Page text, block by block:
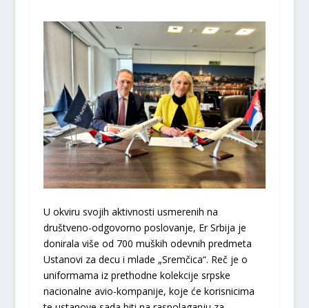
U okviru svojih aktivnosti usmerenih na
društveno-odgovorno poslovanje, Er Srbija je
donirala više od 700 muških odevnih predmeta
Ustanovi za decu i mlade „Sremčica“. Reč je o
uniformama iz prethodne kolekcije srpske
nacionalne avio-kompanije, koje će korisnicima